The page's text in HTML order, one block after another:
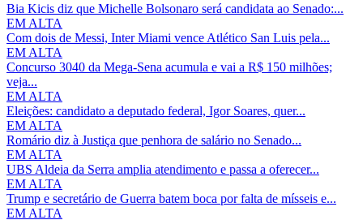
Bia Kicis diz que Michelle Bolsonaro será candidata ao Senado:...
EM ALTA
Com dois de Messi, Inter Miami vence Atlético San Luis pela...
EM ALTA
Concurso 3040 da Mega-Sena acumula e vai a R$ 150 milhões;
veja...
EM ALTA
Eleições: candidato a deputado federal, Igor Soares, quer...
EM ALTA
Romário diz à Justiça que penhora de salário no Senado...
EM ALTA
UBS Aldeia da Serra amplia atendimento e passa a oferecer...
EM ALTA
Trump e secretário de Guerra batem boca por falta de mísseis e...
EM ALTA